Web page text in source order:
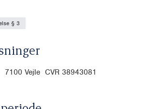
§ 3
7100 Vejle CVR 38943081